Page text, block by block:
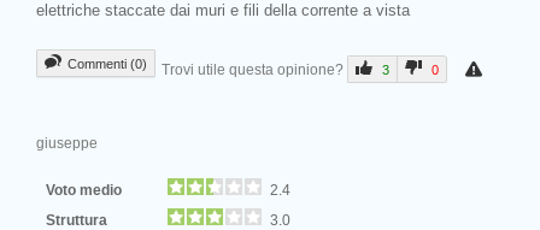
elettriche staccate dai muri e fili della corrente a vista
Commenti (0) Trovi utile questa opinione? 3 0
giuseppe
Voto medio
2.4
Struttura
3.0